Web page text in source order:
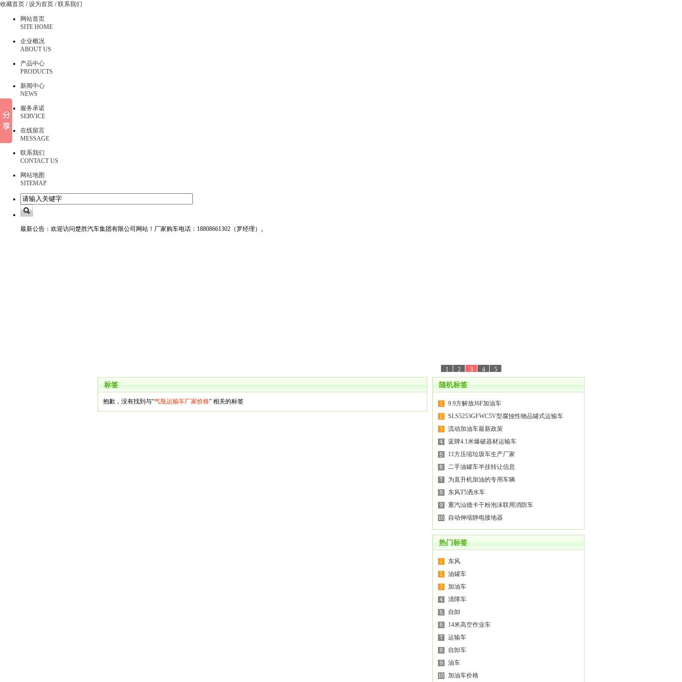
收藏首页 /设为首页 /联系我们
网站首页
SITE HOME
企业概况
ABOUT US
产品中心
PRODUCTS
新闻中心
NEWS
服务承诺
SERVICE
在线留言
MESSAGE
联系我们
CONTACT US
网站地图
SITEMAP
最新公告： 欢迎访问楚胜汽车集团有限公司网站！厂家购车电话：18808661302（罗经理）。
5
4
3
2
1
标签
抱歉，没有找到与“气瓶运输车厂家价格” 相关的标签
随机标签
9.9方解放J6F加油车
SLS5253GFWC5V型腐蚀性物品罐式运输车
流动加油车最新政策
蓝牌4.1米爆破器材运输车
11方压缩垃圾车生产厂家
二手油罐车半挂转让信息
为直升机加油的专用车辆
东风T5洒水车
重汽汕德卡干粉泡沫联用消防车
自动伸缩静电接地器
热门标签
东风
油罐车
加油车
清障车
自卸
14米高空作业车
运输车
自卸车
油车
加油车价格